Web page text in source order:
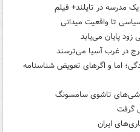
تا واقعیت میدانی
پایان می‌یابد
در غرب آسیا می‌ترسند
اما و اگرهای تعویض شناسنامه
تاشوی سامسونگ
ایران